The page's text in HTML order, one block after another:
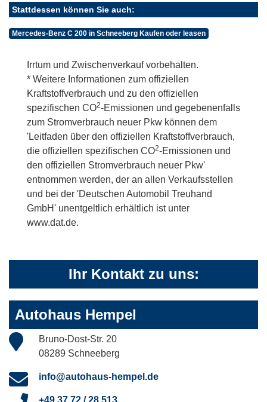
Stattdessen können Sie auch:
Mercedes-Benz C 200 in Schneeberg Kaufen oder leasen
Irrtum und Zwischenverkauf vorbehalten.
* Weitere Informationen zum offiziellen
Kraftstoffverbrauch und zu den offiziellen
spezifischen CO2-Emissionen und gegebenenfalls
zum Stromverbrauch neuer Pkw können dem
'Leitfaden über den offiziellen Kraftstoffverbrauch,
die offiziellen spezifischen CO2-Emissionen und
den offiziellen Stromverbrauch neuer Pkw'
entnommen werden, der an allen Verkaufsstellen
und bei der 'Deutschen Automobil Treuhand
GmbH' unentgeltlich erhältlich ist unter
www.dat.de.
Ihr Kontakt zu uns:
Autohaus Hempel
Bruno-Dost-Str. 20
08289 Schneeberg
info@autohaus-hempel.de
+49 37 72 / 28 513